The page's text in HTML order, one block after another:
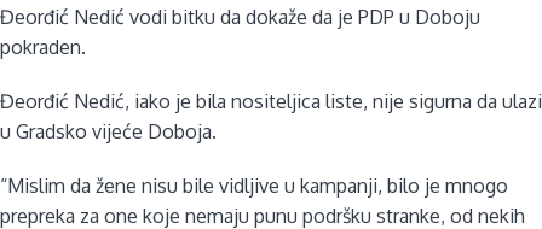
Đeorđić Nedić vodi bitku da dokaže da je PDP u Doboju
pokraden.
Đeorđić Nedić, iako je bila nositeljica liste, nije sigurna da ulazi
u Gradsko vijeće Doboja.
“Mislim da žene nisu bile vidljive u kampanji, bilo je mnogo
prepreka za one koje nemaju punu podršku stranke, od nekih